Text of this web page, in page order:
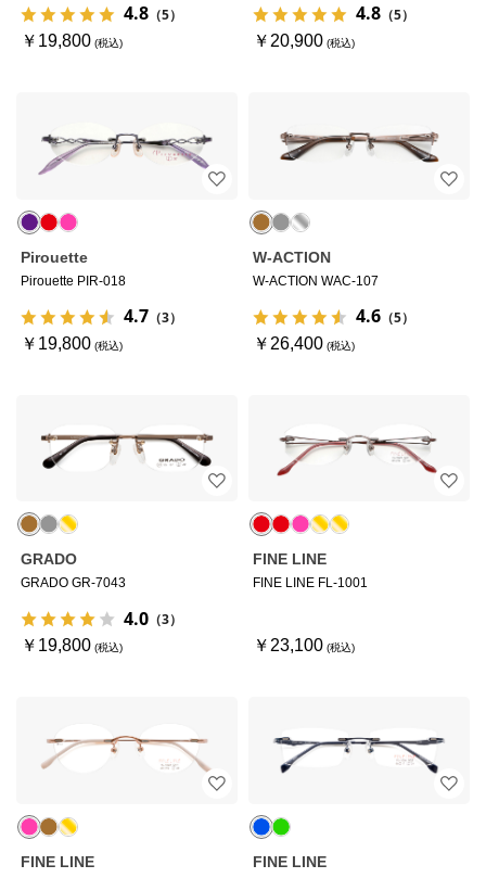
4.8 （5）
￥19,800
4.8 （5）
￥20,900
Pirouette
Pirouette PIR-018
4.7 （3）
￥19,800
W-ACTION
W-ACTION WAC-107
4.6 （5）
￥26,400
GRADO
GRADO GR-7043
4.0 （3）
￥19,800
FINE LINE
FINE LINE FL-1001
￥23,100
FINE LINE FINE LINE